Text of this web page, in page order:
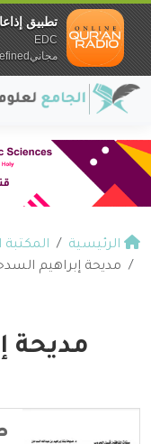
الرئيسية المكتبة
مديحة إبراهيم
مديحة
تطبيق
EDC
مجانيundefined